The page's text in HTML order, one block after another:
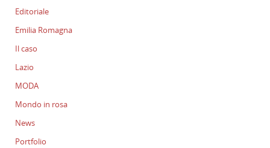
Editoriale
Emilia Romagna
Il caso
Lazio
MODA
Mondo in rosa
News
Portfolio